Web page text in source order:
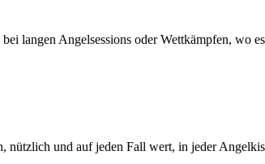
langen Angelsessions oder Wettkämpfen, wo
und auf jeden Fall wert, in jeder